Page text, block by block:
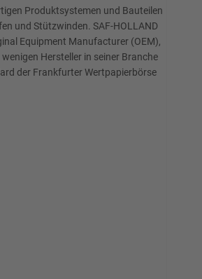
Produktsystemen und Bauteilen
und Stützwinden. SAF-HOLLAND
Equipment Manufacturer (OEM),
Hersteller in seiner Branche
der Frankfurter Wertpapierbörse